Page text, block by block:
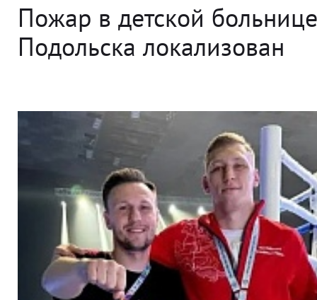
Пожар в детской больнице
Подольска локализован